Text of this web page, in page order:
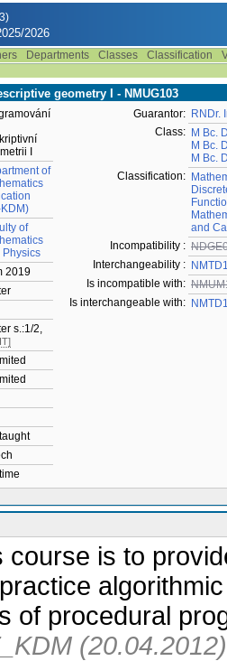
2026
Departments Classes Classification
geometry I - NMUG103
I
of
of
Physics
2019
s.:1/2,
Guarantor: RNDr.
Class: M Bc.
M Bc.
M Bc.
Classification:
and
Incompatibility :
Interchangeability :
Is incompatible with:
Is interchangeable with:
course is to
of procedural
(20.04.2012)